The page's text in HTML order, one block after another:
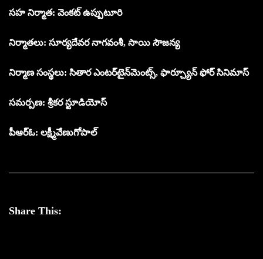
సహ నిర్మాత: వెంకట్ ఉప్పుటూరి
నిర్మాతలు: సూర్యదేవర నాగవంశీ, సాయి సౌజన్య
నిర్మాణ సంస్థలు: సితార ఎంటర్‌టైన్‌మెంట్స్, ఫార్చ్యూన్ ఫోర్ సినిమాస్
సమర్పణ: శ్రీకర స్టూడియోస్
పీఆర్ఓ: లక్ష్మీవేణుగోపాల్
Share This: